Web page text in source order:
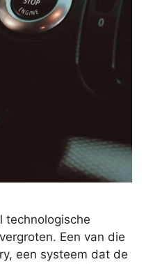
technologische
Een van die
een systeem dat de